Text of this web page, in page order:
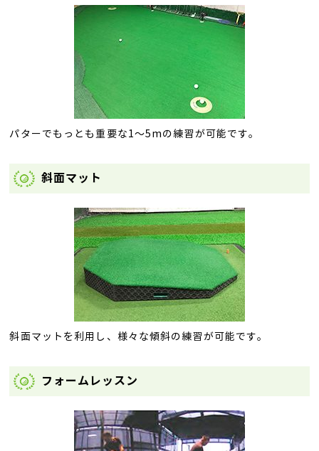
パターでもっとも重要な1～5mの練習が可能です。
斜面マット
斜面マットを利用し、様々な傾斜の練習が可能です。
フォームレッスン